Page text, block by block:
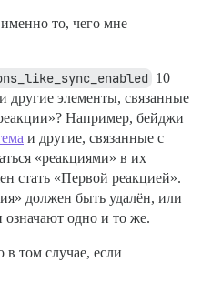
то, чего мне
10
другие элементы, связанные
Например, бейджи
и другие, связанные с
«реакциями» в их
стать «Первой реакцией».
должен быть удалён, или
означают одно и то же.
том случае, если